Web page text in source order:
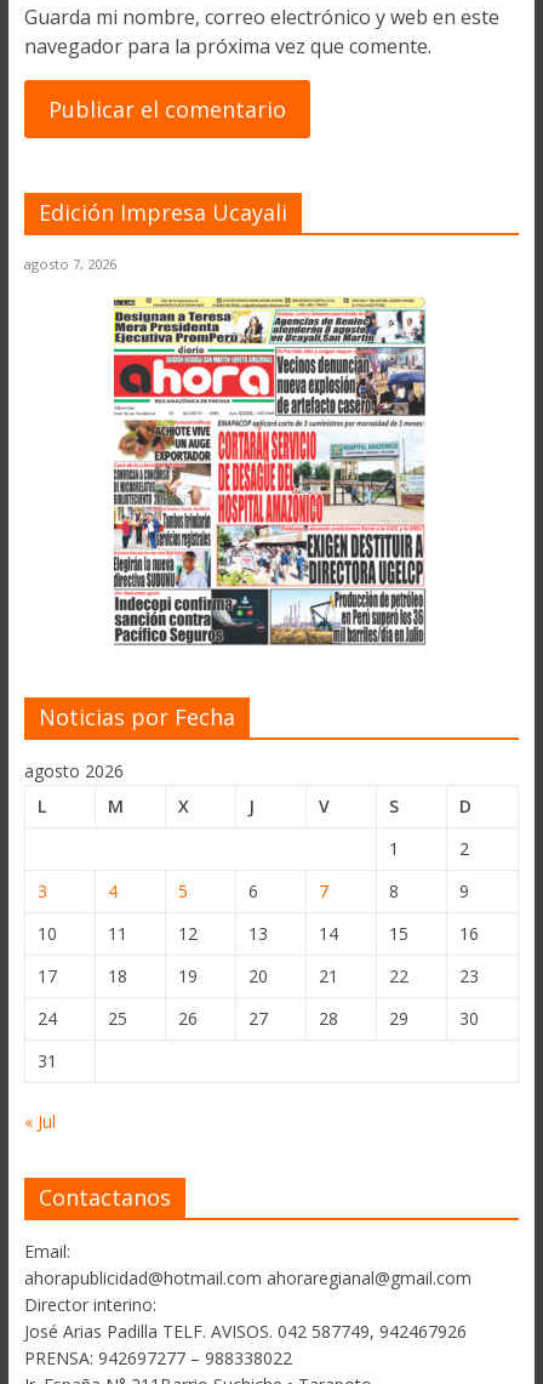
Guarda mi nombre, correo electrónico y web en este
navegador para la próxima vez que comente.
Edición Impresa Ucayali
agosto 7, 2026
Noticias por Fecha
agosto 2026
L
M X J V S
D
1
2
3
4 5 6 7 8
9
10
11 12 13 14 15
16
17
18 19 20 21 22
23
24
25 26 27 28 29
30
31
« Jul
Contactanos
Email:
ahorapublicidad@hotmail.com ahoraregianal@gmail.com
Director interino:
José Arias Padilla TELF. AVISOS. 042 587749, 942467926
PRENSA: 942697277 – 988338022